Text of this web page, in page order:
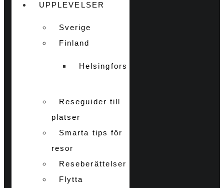
UPPLEVELSER
Sverige
Finland
Helsingfors
Reseguider till
platser
Smarta tips för
resor
Reseberättelser
Flytta